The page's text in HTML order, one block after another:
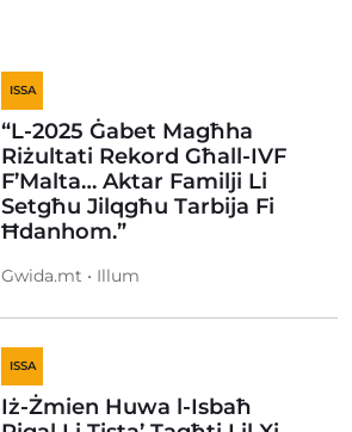
ISSA
“L-2025 Ġabet Magħha
Riżultati Rekord Għall-IVF
F’Malta… Aktar Familji Li
Setgħu Jilqgħu Tarbija Fi
Ħdanhom.”
Gwida.mt • Illum
ISSA
Iż-Żmien Huwa l-Isbaħ